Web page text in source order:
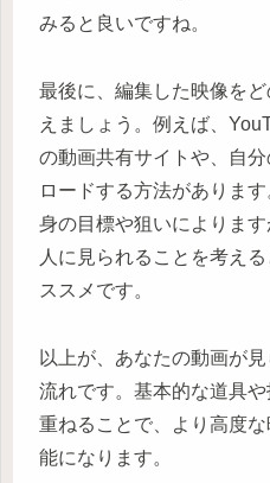
みると良いですね。
最後に、編集した映像を
えましょう。例えば、
の動画共有サイトや、自
ロードする方法がありま
身の目標や狙いによりま
人に見られることを考え
ススメです。
以上が、あなたの動画が
流れです。基本的な道具
重ねることで、より高度
能になります。